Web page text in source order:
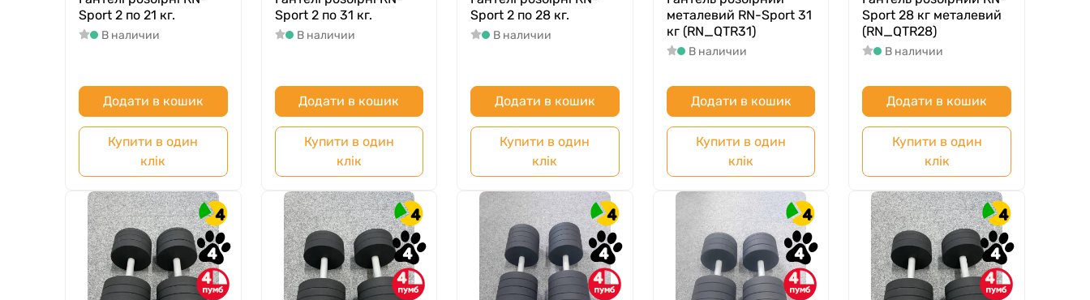
Sport 2 по 21 кг.
В наличии
Додати в кошик
Купити в один
клік
Sport 2 по 31 кг.
В наличии
Додати в кошик
Купити в один
клік
Sport 2 по 28 кг.
В наличии
Додати в кошик
Купити в один
клік
металевий RN-Sport 31
кг (RN_QTR31)
В наличии
Додати в кошик
Купити в один
клік
Sport 28 кг металевий
(RN_QTR28)
В наличии
Додати в кошик
Купити в один
клік
4
4
4
4
4
4
4
4
4
4
4
4
4
4
4